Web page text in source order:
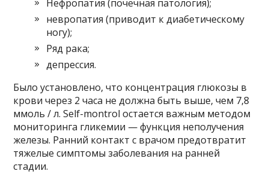
Нефропатия (почечная патология);
невропатия (приводит к диабетическому
ногу);
Ряд рака;
депрессия.
Было установлено, что концентрация глюкозы в
крови через 2 часа не должна быть выше, чем 7,8
ммоль / л. Self-montrol остается важным методом
мониторинга гликемии — функция неполучения
железы. Ранний контакт с врачом предотвратит
тяжелые симптомы заболевания на ранней
стадии.